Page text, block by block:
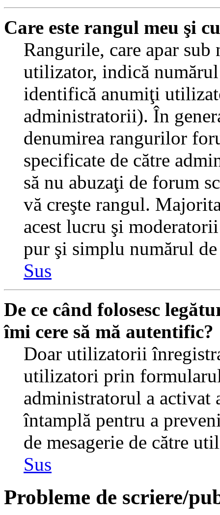
Care este rangul meu şi
Rangurile, care apar sub
utilizator, indică numărul
identifică anumiţi
administratorii). În
denumirea rangurilor
specificate de către
să nu abuzaţi de forum
vă creşte rangul.
acest lucru şi
pur şi simplu numărul de
Sus
De ce când folosesc
îmi cere să mă autentific?
Doar utilizatorii
utilizatori prin
administratorul a activat
întamplă pentru a
de mesagerie de către
Sus
Probleme de scriere/